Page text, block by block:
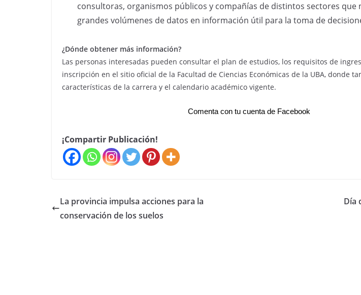
consultoras, organismos públicos y compañías de distintos sectores que
grandes volúmenes de datos en información útil para la toma de
¿Dónde obtener más información?
Las personas interesadas pueden consultar el plan de estudios, los requisitos de
inscripción en el sitio oficial de la Facultad de Ciencias Económicas de la UBA, donde
características de la carrera y el calendario académico vigente.
Comenta con tu cuenta de Facebook
¡Compartir Publicación!
La provincia impulsa acciones para la
conservación de los suelos
Día